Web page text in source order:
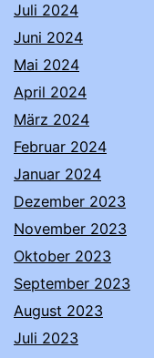
Juli 2024
Juni 2024
Mai 2024
April 2024
März 2024
Februar 2024
Januar 2024
Dezember 2023
November 2023
Oktober 2023
September 2023
August 2023
Juli 2023